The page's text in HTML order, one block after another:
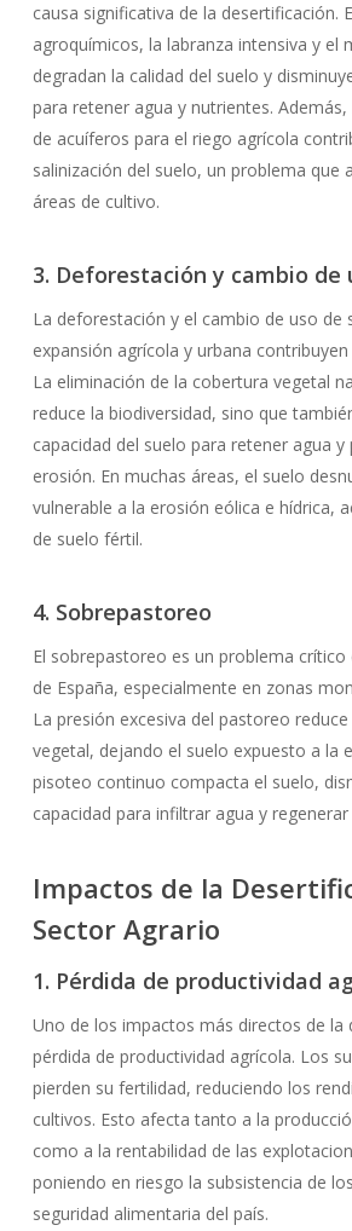
causa significativa de la desertificación.
agroquímicos, la labranza intensiva y el
degradan la calidad del suelo y
para retener agua y nutrientes.
de acuíferos para el riego agrícola
salinización del suelo, un problema que
áreas de cultivo.
3. Deforestación y cambio de
La deforestación y el cambio de uso de
expansión agrícola y urbana
La eliminación de la cobertura vegetal
reduce la biodiversidad, sino que
capacidad del suelo para retener agua
erosión. En muchas áreas, el suelo
vulnerable a la erosión eólica e hídrica,
de suelo fértil.
4. Sobrepastoreo
El sobrepastoreo es un problema crítico
de España, especialmente en zonas
La presión excesiva del pastoreo
vegetal, dejando el suelo expuesto a la
pisoteo continuo compacta el suelo,
capacidad para infiltrar agua y
Impactos de la
Sector Agrario
1. Pérdida de productividad
Uno de los impactos más directos de la
pérdida de productividad agrícola. Los
pierden su fertilidad, reduciendo los
cultivos. Esto afecta tanto a la
como a la rentabilidad de las
poniendo en riesgo la subsistencia de
seguridad alimentaria del país.